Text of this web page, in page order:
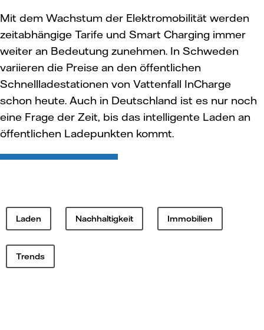
Mit dem Wachstum der Elektromobilität werden
zeitabhängige Tarife und Smart Charging immer
weiter an Bedeutung zunehmen. In Schweden
variieren die Preise an den öffentlichen
Schnellladestationen von Vattenfall InCharge
schon heute. Auch in Deutschland ist es nur noch
eine Frage der Zeit, bis das intelligente Laden an
öffentlichen Ladepunkten kommt.
Laden Nachhaltigkeit Immobilien
Trends